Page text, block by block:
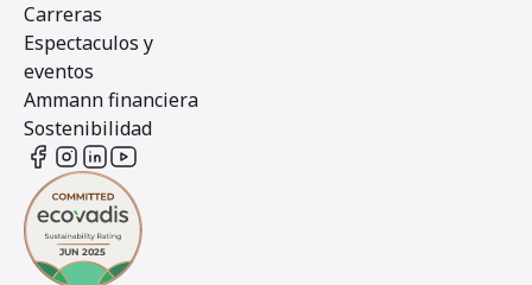
Carreras
Espectaculos y
eventos
Ammann financiera
Sostenibilidad